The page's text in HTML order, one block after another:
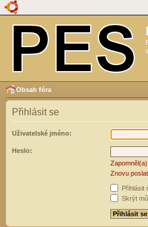
Obsah fóra
Přihlásit se
Uživatelské jméno:
Heslo:
Znovu
Přihlásit
Skrýt